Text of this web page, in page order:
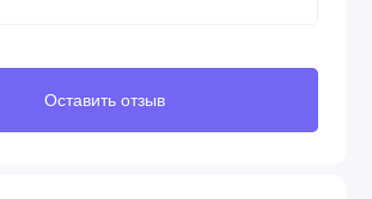
Оставить отзыв